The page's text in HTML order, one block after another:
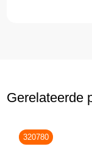
Gerelateerde
320780